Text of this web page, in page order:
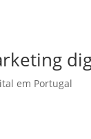
em Portugal